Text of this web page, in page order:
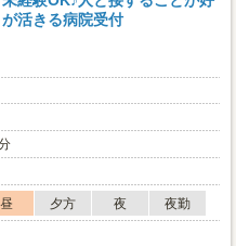
活きる病院受付
昼 夕方 夜
夜勤